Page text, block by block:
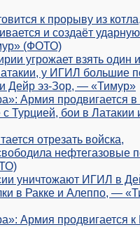
к прорыву из
и создаёт ударную
(ФОТО)
угрожает взять один
у ИГИЛ большие
Дейр эз-Зор, — «Тимур»
Армия продвигается в
Турцией, бои в Латакии
отрезать войска,
нефтегазовые
уничтожают ИГИЛ в
в Ракке и Алеппо, —
Армия продвигается к